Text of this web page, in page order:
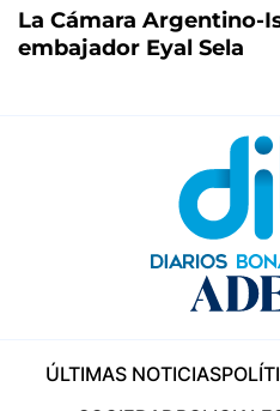
La Cámara Argentino-
embajador Eyal Sela
ÚLTIMAS NOTICIAS